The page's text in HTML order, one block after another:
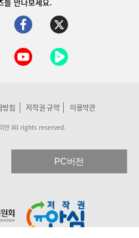
방침 저작권 규약 이용약관
안 All rights reserved.
PC버전